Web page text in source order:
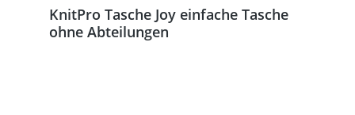
KnitPro Tasche Joy einfache Tasche
ohne Abteilungen